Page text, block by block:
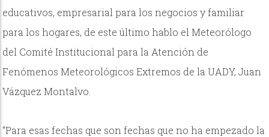
educativos, empresarial para los negocios y familiar
para los hogares, de este último hablo el Meteorólogo
del Comité Institucional para la Atención de
Fenómenos Meteorológicos Extremos de la UADY, Juan
Vázquez Montalvo.
“Para esas fechas que son fechas que no ha empezado la